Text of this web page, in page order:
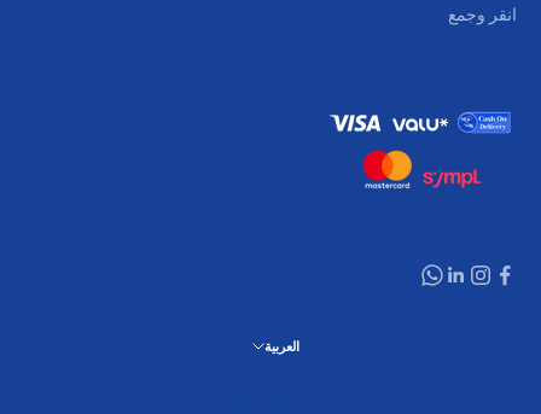
انقر وجمع
العربية